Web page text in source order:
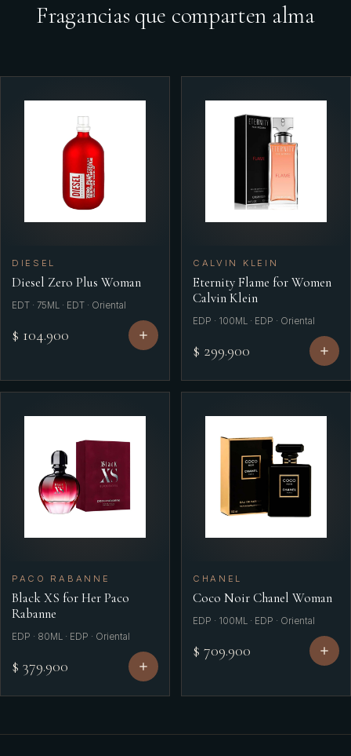
Fragancias que comparten alma
DIESEL
Diesel Zero Plus Woman
EDT · 75ML · EDT · Oriental
$ 104.900
CALVIN KLEIN
Eternity Flame for Women
Calvin Klein
EDP · 100ML · EDP · Oriental
$ 299.900
PACO RABANNE
Black XS for Her Paco
Rabanne
EDP · 80ML · EDP · Oriental
$ 379.900
CHANEL
Coco Noir Chanel Woman
EDP · 100ML · EDP · Oriental
$ 709.900